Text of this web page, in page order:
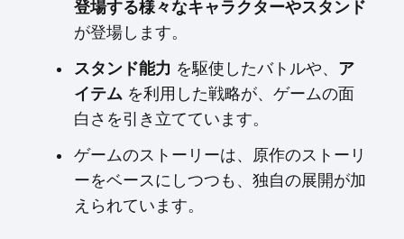
登場する様々なキャラクターやスタンド
が登場します。
スタンド能力 を駆使したバトルや、 ア
イテム を利用した戦略が、ゲームの面
白さを引き立てています。
ゲームのストーリーは、原作のストーリ
ーをベースにしつつも、独自の展開が加
えられています。